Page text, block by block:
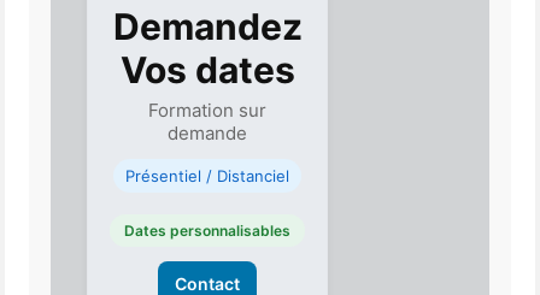
Demandez
Vos dates
Formation sur
demande
Présentiel / Distanciel
Dates personnalisables
Contact